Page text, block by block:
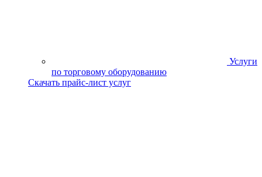
Услуги
по торговому оборудованию
Скачать прайс-лист услуг